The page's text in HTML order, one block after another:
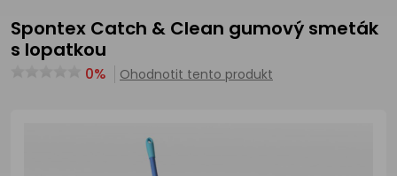
Spontex Catch & Clean gumový smeták
s lopatkou
0% Ohodnotit tento produkt